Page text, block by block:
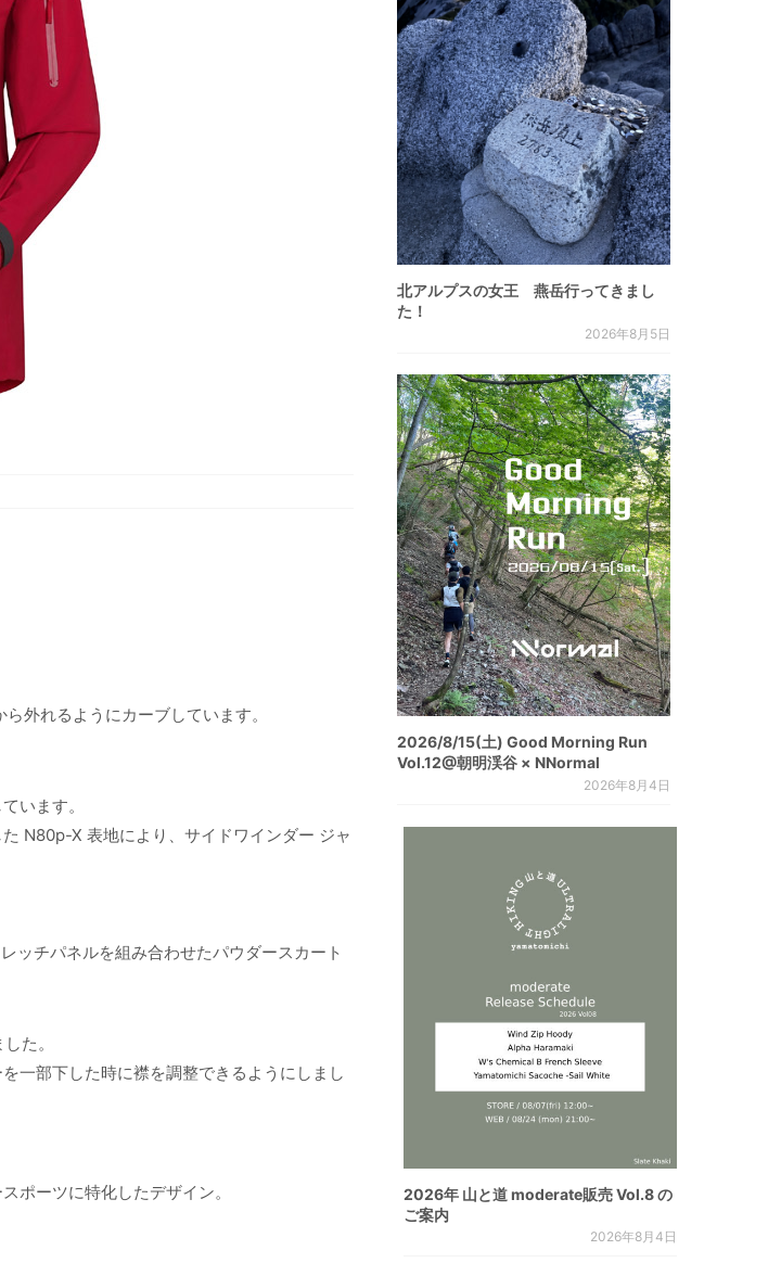
外れるようにカーブしています。
います。
N80p-X 表地により、サイドワインダー ジャ
ッチパネルを組み合わせたパウダースカート
た。
一部下した時に襟を調整できるようにしまし
ポーツに特化したデザイン。
北アルプスの女王 燕岳行ってきまし
た！
2026年8月5日
2026/8/15(土) Good Morning Run
Vol.12@朝明渓谷 × NNormal
2026年8月4日
2026年 山と道 moderate販売 Vol.8 の
ご案内
2026年8月4日